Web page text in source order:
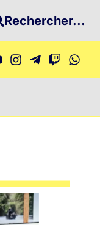
Rechercher...